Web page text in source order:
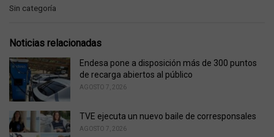
C
e
o
r
i
:
Sin categoría
Noticias relacionadas
Endesa pone a disposición más de 300 puntos
de recarga abiertos al público
AGOSTO 7, 2026
TVE ejecuta un nuevo baile de corresponsales
AGOSTO 7, 2026